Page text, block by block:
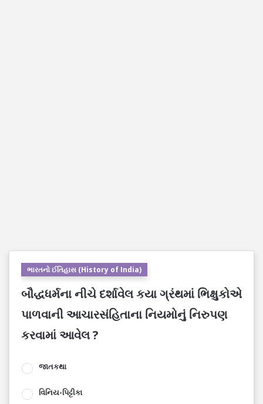
ભારતનો ઈતિહાસ (History of India)
બૌદ્ધધર્મના નીચે દર્શાવેલ કયા ગ્રંથમાં ભિક્ષુકોએ
પાળવાની આચારસંહિતાના નિયમોનું નિરુપણ
કરવામાં આવેલ ?
જાતકથા
વિનિય-પિટ્ટીકા